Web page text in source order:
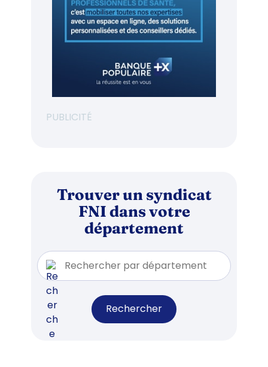
PUBLICITÉ
Trouver un syndicat
FNI dans votre
département